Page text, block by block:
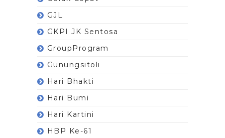
GJL
GKPI JK Sentosa
GroupProgram
Gunungsitoli
Hari Bhakti
Hari Bumi
Hari Kartini
HBP Ke-61